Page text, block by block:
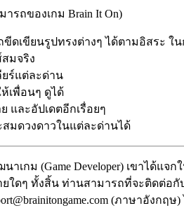
รถของเกม Brain It On)
ดเขียนรูปทรงต่างๆ ได้ตามอิสระ ใ
มจริง
ยร์แต่ละด่าน
เพื่อนๆ ดูได้
และอัปเดตอีกเรื่อยๆ
มดวงดาวในแต่ละด่านได้
าเกม (Game Developer) เขาได้แจ
ยใดๆ ทั้งสิ้น ท่านสามารถที่จะติดต่อ
(ภาษาอังกฤษ